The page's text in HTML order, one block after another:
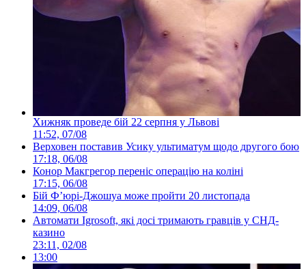
Хижняк проведе бій 22 серпня у Львові
11:52, 07/08
Верховен поставив Усику ультиматум щодо другого бою
17:18, 06/08
Конор Макгрегор переніс операцію на коліні
17:15, 06/08
Бій Ф’юрі-Джошуа може пройти 20 листопада
14:09, 06/08
Автомати Igrosoft, які досі тримають гравців у СНД-
казино
23:11, 02/08
13:00